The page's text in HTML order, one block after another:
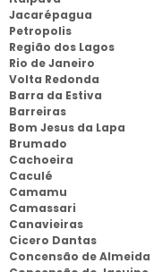
Jacarépagua
Petropolis
Região dos Lagos
Rio de Janeiro
Volta Redonda
Barra da Estiva
Barreiras
Bom Jesus da Lapa
Brumado
Cachoeira
Caculé
Camamu
Camassari
Canavieiras
Cicero Dantas
Concensão de Almeida